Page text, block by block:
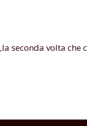
volta che